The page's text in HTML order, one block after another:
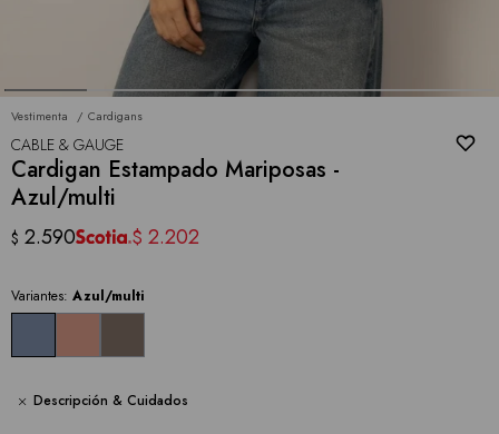
Vestimenta Cardigans
CABLE & GAUGE
Cardigan Estampado Mariposas -
Azul/multi
$ 2.590 $ 2.202
Variantes: Azul/multi
Descripción & Cuidados